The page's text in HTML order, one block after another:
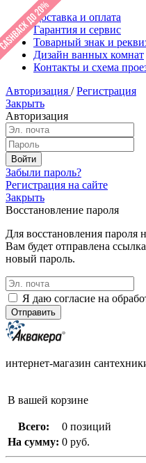
Доставка и оплата
Гарантия и сервис
Товарный знак и
Дизайн ванных комнат
Контакты и схема
Авторизация / Регистрация
Закрыть
Авторизация
Забыли пароль?
Регистрация на сайте
Закрыть
Восстановление пароля
Для восстановления пароля
Вам будет отправлена
новый пароль.
Я даю согласие на
интернет-магазин
В вашей корзине
Всего:
0 позиций
На сумму: 0 руб.